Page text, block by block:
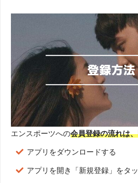
エンスポーツへの会員登録の流れは
アプリをダウンロードする
アプリを開き「新規登録」をタ